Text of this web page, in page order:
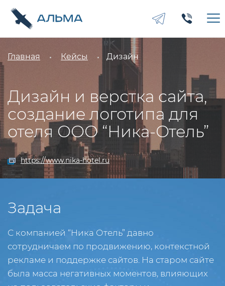
Главная Кейсы Дизайн
Дизайн и верстка сайта,
создание логотипа для
отеля ООО “Ника-Отель”
https://www.nika-hotel.ru
Задача
С компанией “Ника Отель” давно
сотрудничаем по продвижению, контекстной
рекламе и поддержке сайтов. На старом сайте
была масса негативных моментов, влияющих